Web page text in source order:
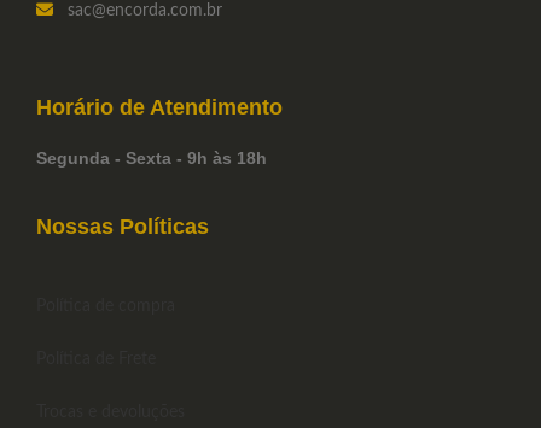
sac@encorda.com.br
Horário de Atendimento
Segunda - Sexta - 9h às 18h
Nossas Políticas